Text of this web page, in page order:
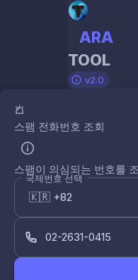
ARA
TOOL
v2.0
스팸 전화번호 조회
스팸이 의심되는 번호를
국제번호 선택